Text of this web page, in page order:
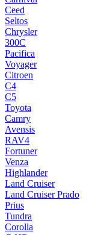
Ceed
Seltos
Chrysler
300C
Pacifica
Voyager
Citroen
C4
C5
Toyota
Camry
Avensis
RAV4
Fortuner
Venza
Highlander
Land Cruiser
Land Cruiser Prado
Prius
Tundra
Corolla